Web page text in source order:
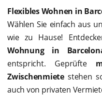
Flexibles Wohnen in
Wählen Sie einfach aus
wie zu Hause!
Wohnung in
entspricht. Geprüfte
Zwischenmietestehen
auch von privaten